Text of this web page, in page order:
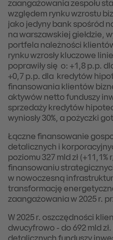
zaangażowania zespołu
względem rynku wzrostu
jako jedyny bank spośród
na warszawskiej giełdzie,
portfela należności
rynku wzrosły kluczowe
poprawiły się o: +1,8 p.p.
+0,7 p.p. dla kredytów
finansowania klientów
aktywów netto funduszy
sprzedaży kredytów
wyniosły 30%, a pożyczki
Łączne finansowanie
detalicznych i
poziomu 327 mld zł
finansowaniu
w nowoczesną
transformację
zaangażowania w 2025 r.
W 2025 r. oszczędności
dwucyfrowo - do 692 mld